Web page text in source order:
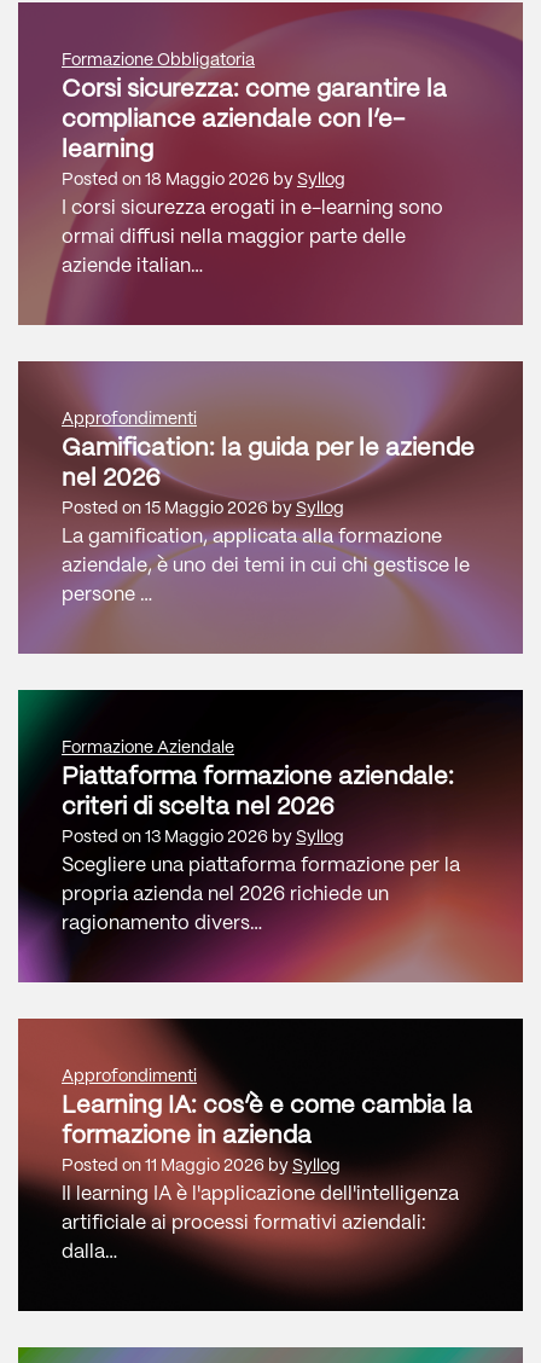
Formazione Obbligatoria
Corsi sicurezza: come garantire la
compliance aziendale con l’e-
learning
Posted on 18 Maggio 2026 by Syllog
I corsi sicurezza erogati in e-learning sono
ormai diffusi nella maggior parte delle
aziende italian…
Approfondimenti
Gamification: la guida per le aziende
nel 2026
Posted on 15 Maggio 2026 by Syllog
La gamification, applicata alla formazione
aziendale, è uno dei temi in cui chi gestisce le
persone …
Formazione Aziendale
Piattaforma formazione aziendale:
criteri di scelta nel 2026
Posted on 13 Maggio 2026 by Syllog
Scegliere una piattaforma formazione per la
propria azienda nel 2026 richiede un
ragionamento divers…
Approfondimenti
Learning IA: cos’è e come cambia la
formazione in azienda
Posted on 11 Maggio 2026 by Syllog
Il learning IA è l'applicazione dell'intelligenza
artificiale ai processi formativi aziendali:
dalla…